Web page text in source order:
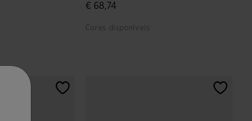
clientes
€ 68,74
Cores disponíveis